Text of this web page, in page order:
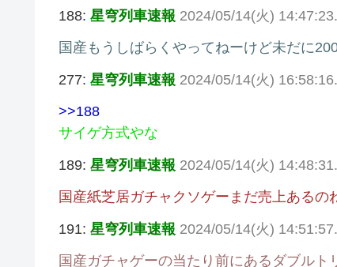
188: 星穹列車速報 2024/05/14(火)
国産もうしばらくやってねーけど未だに
277: 星穹列車速報 2024/05/14(火)
>>188
サイゲ方式やな
189: 星穹列車速報 2024/05/14(火)
国産紙芝居ガチャクソゲーまだ売上あるの
191: 星穹列車速報 2024/05/14(火)
国産ガチャゲーの当たり前にあるダブル